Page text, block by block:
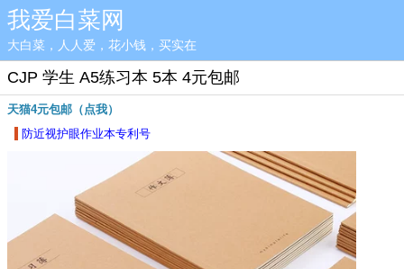
我爱白菜网
大白菜，人人爱，花小钱，买实在
CJP 学生 A5练习本 5本 4元包邮
天猫4元包邮（点我）
防近视护眼作业本专利号